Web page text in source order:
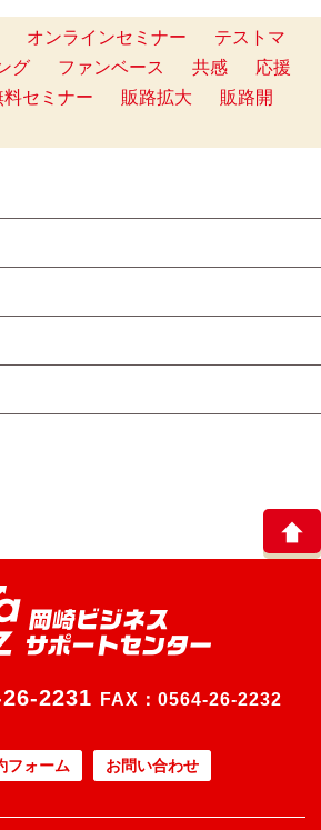
オンラインセミナー
テストマ
グ
ファンベース 共感
応援
料セミナー 販路拡大
販路開
2231 FAX：0564-26-2232
フォーム お問い合わせ